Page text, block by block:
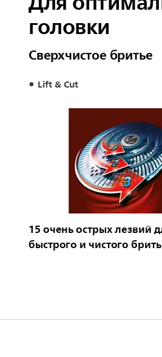
головки
Сверхчистое бритье
Lift & Cut
15 очень острых лезвий
быстрого и чистого